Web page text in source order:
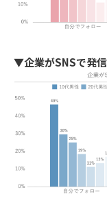
▼企業がSNSで発信